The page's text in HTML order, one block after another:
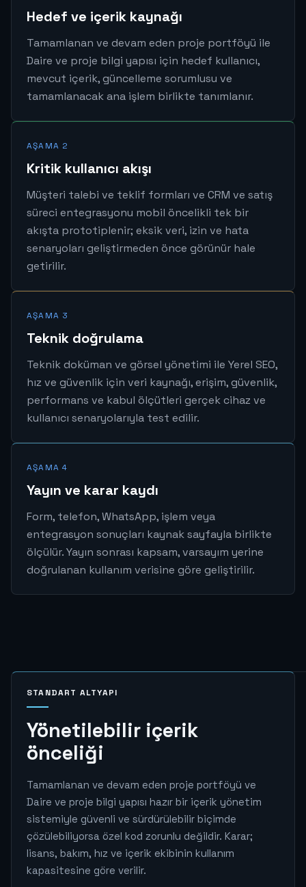
Hedef ve içerik kaynağı
Tamamlanan ve devam eden proje portföyü ile
Daire ve proje bilgi yapısı için hedef kullanıcı,
mevcut içerik, güncelleme sorumlusu ve
tamamlanacak ana işlem birlikte tanımlanır.
AŞAMA 2
Kritik kullanıcı akışı
Müşteri talebi ve teklif formları ve CRM ve satış
süreci entegrasyonu mobil öncelikli tek bir
akışta prototiplenir; eksik veri, izin ve hata
senaryoları geliştirmeden önce görünür hale
getirilir.
AŞAMA 3
Teknik doğrulama
Teknik doküman ve görsel yönetimi ile Yerel SEO,
hız ve güvenlik için veri kaynağı, erişim, güvenlik,
performans ve kabul ölçütleri gerçek cihaz ve
kullanıcı senaryolarıyla test edilir.
AŞAMA 4
Yayın ve karar kaydı
Form, telefon, WhatsApp, işlem veya
entegrasyon sonuçları kaynak sayfayla birlikte
ölçülür. Yayın sonrası kapsam, varsayım yerine
doğrulanan kullanım verisine göre geliştirilir.
STANDART ALTYAPI
Yönetilebilir içerik
önceliği
Tamamlanan ve devam eden proje portföyü ve
Daire ve proje bilgi yapısı hazır bir içerik yönetim
sistemiyle güvenli ve sürdürülebilir biçimde
çözülebiliyorsa özel kod zorunlu değildir. Karar;
lisans, bakım, hız ve içerik ekibinin kullanım
kapasitesine göre verilir.